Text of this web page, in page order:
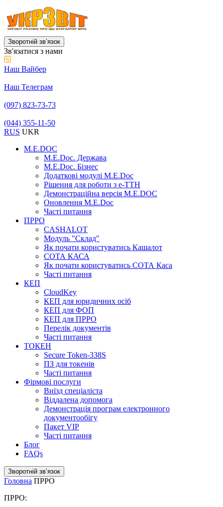
Зворотній звʼязок
Зв'язатися з нами
Наш Вайбер
Наш Телеграм
(097) 823-73-73
(044) 355-11-50
RUS UKR
M.E.DOC
M.E.Doc. Держава
M.E.Doc. Бізнес
Додаткові модулі M.E.Doc
Рішення для роботи з е-ТТН
Демонстраційна версія M.E.DOC
Оновлення M.E.Doc
Часті питання
ПРРО
CASHALOT
Модуль "Склад"
Як почати користуватись Кашалот
СОТА КАСА
Як почати користуватись СОТА Каса
Часті питання
КЕП
CloudKey
КЕП для юридичних осіб
КЕП для ФОП
КЕП для ПРРО
Перелік документів
Часті питання
ТОКЕН
Secure Token-338S
ПЗ для токенів
Часті питання
Фірмові послуги
Виїзд спеціаліста
Віддалена допомога
Демонстрація програм електронного
документообігу
Пакет VIP
Часті питання
Блог
FAQs
Зворотній звʼязок
Головна ПРРО
ПРРО: